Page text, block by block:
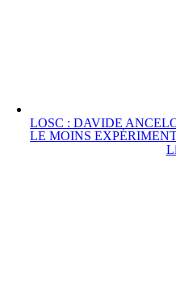
LOSC : DAVIDE
LE MOINS